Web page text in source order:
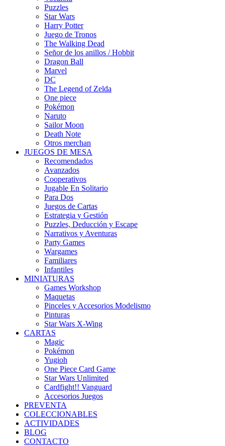
Puzzles
Star Wars
Harry Potter
Juego de Tronos
The Walking Dead
Señor de los anillos / Hobbit
Dragon Ball
Marvel
DC
The Legend of Zelda
One piece
Pokémon
Naruto
Sailor Moon
Death Note
Otros merchan
JUEGOS DE MESA
Recomendados
Avanzados
Cooperativos
Jugable En Solitario
Para Dos
Juegos de Cartas
Estrategia y Gestión
Puzzles, Deducción y Escape
Narrativos y Aventuras
Party Games
Wargames
Familiares
Infantiles
MINIATURAS
Games Workshop
Maquetas
Pinceles y Accesorios Modelismo
Pinturas
Star Wars X-Wing
CARTAS
Magic
Pokémon
Yugioh
One Piece Card Game
Star Wars Unlimited
Cardfight!! Vanguard
Accesorios Juegos
PREVENTA
COLECCIONABLES
ACTIVIDADES
BLOG
CONTACTO